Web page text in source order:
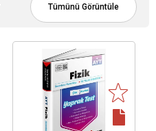
Tümünü Görüntüle